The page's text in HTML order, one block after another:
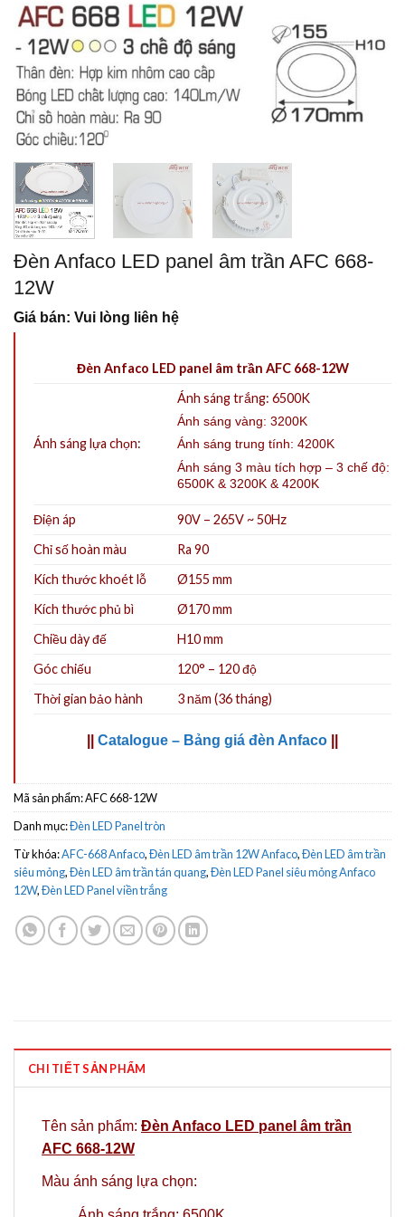
Đèn Anfaco LED panel âm trần AFC 668-
12W
Giá bán: Vui lòng liên hệ
Đèn Anfaco LED panel âm trần AFC 668-12W
Ánh sáng lựa chọn:
Ánh sáng trắng: 6500K
Ánh sáng vàng: 3200K
Ánh sáng trung tính: 4200K
Ánh sáng 3 màu tích hợp – 3 chế độ:
6500K & 3200K & 4200K
Điện áp
90V – 265V ~ 50Hz
Chỉ số hoàn màu
Ra 90
Kích thước khoét lỗ
Ø155 mm
Kích thước phủ bì
Ø170 mm
Chiều dày đế
H10 mm
Góc chiếu
120° – 120 độ
Thời gian bảo hành
3 năm (36 tháng)
Catalogue – Bảng giá đèn Anfaco
Mã sản phẩm:AFC 668-12W
Danh mục:Đèn LED Panel tròn
Từ khóa:AFC-668 Anfaco,Đèn LED âm trần 12W Anfaco,Đèn LED âm trần
siêu mỏng,Đèn LED âm trần tán quang,Đèn LED Panel siêu mỏng Anfaco
12W,Đèn LED Panel viền trắng
CHI TIẾT SẢN PHẨM
Tên sản phẩm: Đèn Anfaco LED panel âm trần
AFC 668-12W
Màu ánh sáng lựa chọn: